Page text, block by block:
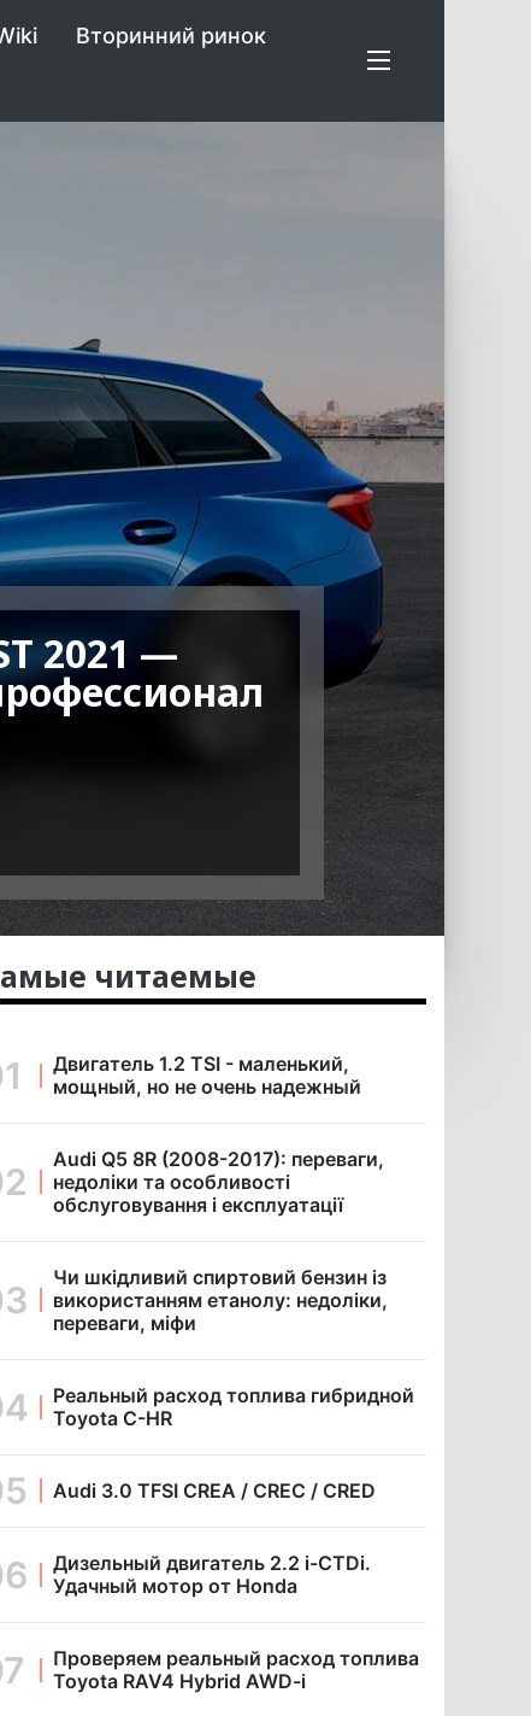
Вторинний ринок
2021 —
читаемые
Двигатель 1.2 TSI - маленький,
мощный, но не очень надежный
Audi Q5 8R (2008-2017): переваги,
недоліки та особливості
обслуговування і експлуатації
Чи шкідливий спиртовий бензин із
використанням етанолу: недоліки,
переваги, міфи
Реальный расход топлива гибридной
Toyota C-HR
Audi 3.0 TFSI CREA / CREC / CRED
Дизельный двигатель 2.2 i-CTDi.
Удачный мотор от Honda
Проверяем реальный расход топлива
Toyota RAV4 Hybrid AWD-i